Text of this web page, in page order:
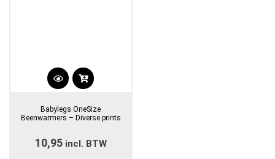
Dit
heeft
variaties.
Babylegs OneSize
Beenwarmers – Diverse prints
10,95 incl. BTW